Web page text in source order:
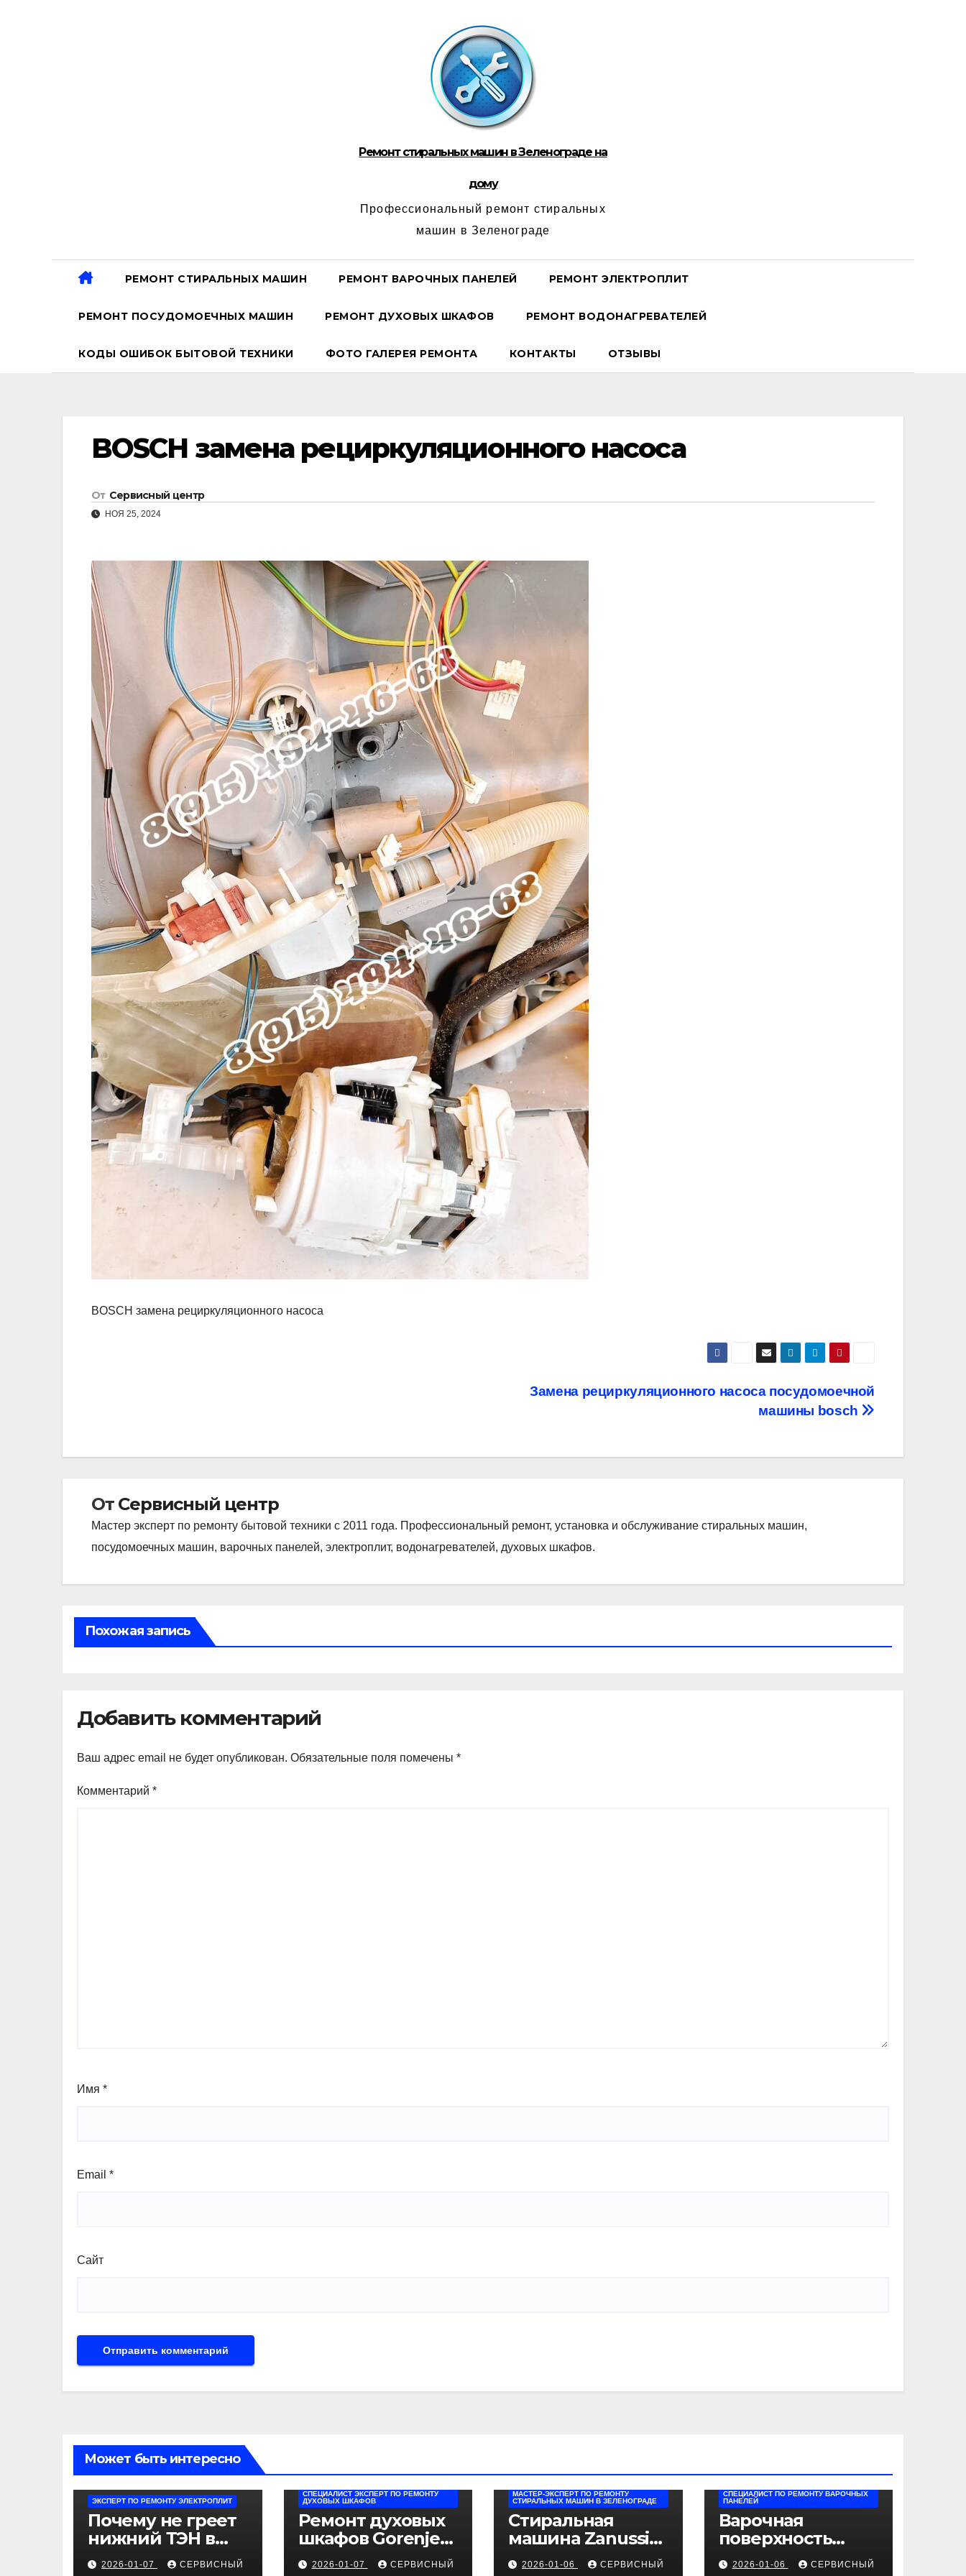
Ремонт стиральных машин в Зеленограде на
дому
Профессиональный ремонт стиральных
машин в Зеленограде
РЕМОНТ СТИРАЛЬНЫХ МАШИН РЕМОНТ ВАРОЧНЫХ ПАНЕЛЕЙ РЕМОНТ ЭЛЕКТРОПЛИТ
РЕМОНТ ПОСУДОМОЕЧНЫХ МАШИН РЕМОНТ ДУХОВЫХ ШКАФОВ РЕМОНТ ВОДОНАГРЕВАТЕЛЕЙ
КОДЫ ОШИБОК БЫТОВОЙ ТЕХНИКИ ФОТО ГАЛЕРЕЯ РЕМОНТА КОНТАКТЫ ОТЗЫВЫ
BOSCH замена рециркуляционного насоса
От Сервисный центр
НОЯ 25, 2024
BOSCH замена рециркуляционного насоса
записям
Замена рециркуляционного насоса посудомоечной
машины bosch
От Сервисный центр
Мастер эксперт по ремонту бытовой техники с 2011 года. Профессиональный ремонт, установка и обслуживание стиральных машин,
посудомоечных машин, варочных панелей, электроплит, водонагревателей, духовых шкафов.
Похожая запись
Добавить комментарий
Ваш адрес email не будет опубликован. Обязательные поля помечены *
Комментарий *
Имя *
Email *
Сайт
Может быть интересно
ЭКСПЕРТ ПО РЕМОНТУ ЭЛЕКТРОПЛИТ
Почему не греет
нижний ТЭН в
электроплите
2026-01-07 СЕРВИСНЫЙ
СПЕЦИАЛИСТ ЭКСПЕРТ ПО РЕМОНТУ
ДУХОВЫХ ШКАФОВ
Ремонт духовых
шкафов Gorenje
инструкция по
2026-01-07 СЕРВИСНЫЙ
МАСТЕР-ЭКСПЕРТ ПО РЕМОНТУ
СТИРАЛЬНЫХ МАШИН В ЗЕЛЕНОГРАДЕ
Стиральная
машина Zanussi
не крутится
2026-01-06 СЕРВИСНЫЙ
СПЕЦИАЛИСТ ПО РЕМОНТУ ВАРОЧНЫХ
ПАНЕЛЕЙ
Варочная
поверхность
Beko не
2026-01-06 СЕРВИСНЫЙ